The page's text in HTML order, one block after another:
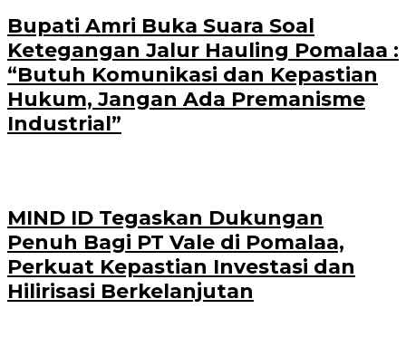
Bupati Amri Buka Suara Soal
Ketegangan Jalur Hauling Pomalaa :
“Butuh Komunikasi dan Kepastian
Hukum, Jangan Ada Premanisme
Industrial”
MIND ID Tegaskan Dukungan
Penuh Bagi PT Vale di Pomalaa,
Perkuat Kepastian Investasi dan
Hilirisasi Berkelanjutan